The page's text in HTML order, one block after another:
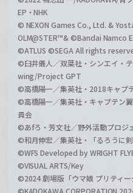
EP・NHK
© NEXON Games Co., Ltd. &
OLM@STER™& ©Bandai Namco
©ATLUS ©SEGA All rights
©臼井儀人／双葉社・シンエイ・
wing/Project GPT
©高橋陽一／集英社・2018キャプ
©高橋陽一／集英社・キャプテン
員会
©あfろ・芳文社／野外活動プロジ
©和月伸宏／集英社・「るろうに
©WFS Developed by WRIGHT
©VISUAL ARTS/Key
©2024 劇場版「ウマ娘 プリティ
©KADOKAWA CORPORATION